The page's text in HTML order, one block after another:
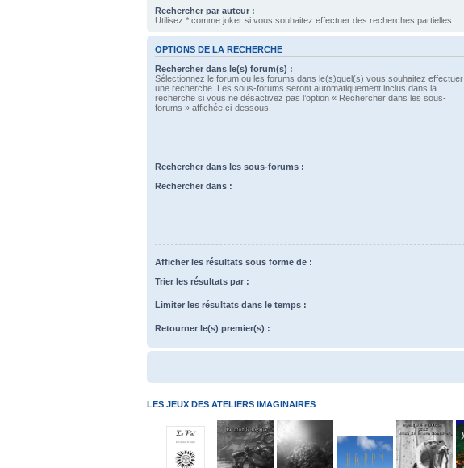
Rechercher par auteur :
Utilisez * comme joker si vous souhaitez effectuer des recherches partielles.
OPTIONS DE LA RECHERCHE
Rechercher dans le(s) forum(s) :
Sélectionnez le forum ou les forums dans le(s)quel(s) vous souhaitez effectuer
une recherche. Les sous-forums seront automatiquement inclus dans la
recherche si vous ne désactivez pas l’option « Rechercher dans les sous-
forums » affichée ci-dessous.
Rechercher dans les sous-forums :
Rechercher dans :
Afficher les résultats sous forme de :
Trier les résultats par :
Limiter les résultats dans le temps :
Retourner le(s) premier(s) :
LES JEUX DES ATELIERS IMAGINAIRES